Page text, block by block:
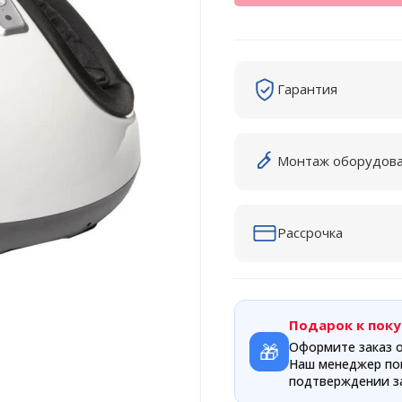
Гарантия
Монтаж
Рассрочка
🎁
Подарок к
Оформите заказ
Наш менеджер
подтверждении